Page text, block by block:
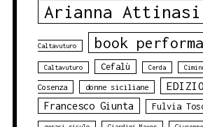
Arianna Attinasi
Caltavuturo book
Caltavuturo Cefalù Cerda
Cosenza donne siciliane
Francesco Giunta Fulvia